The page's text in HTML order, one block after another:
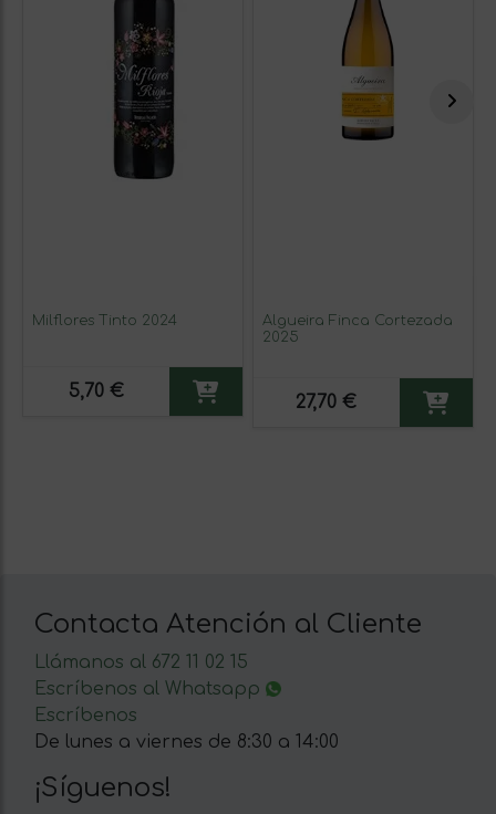
Milflores Tinto 2024
5,70 €
Algueira Finca Cortezada
2025
27,70 €
Contacta Atención al Cliente
Llámanos al 672 11 02 15
Escríbenos al Whatsapp
Escríbenos
De lunes a viernes de 8:30 a 14:00
¡Síguenos!